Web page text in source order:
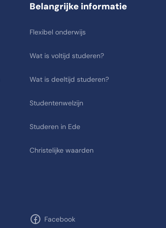
Belangrijke informatie
Flexibel onderwijs
Wat is voltijd studeren?
Wat is deeltijd studeren?
Studentenwelzijn
Studeren in Ede
Christelijke waarden
Facebook